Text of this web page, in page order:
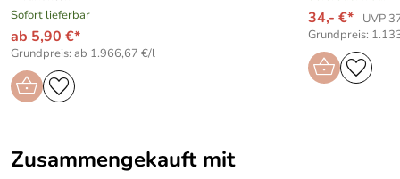
Sofort lieferbar
ab 5,90 €*
Grundpreis: ab 1.966,67 €/l
34,- €*
UVP
Grundpreis:
Zusammengekauft mit